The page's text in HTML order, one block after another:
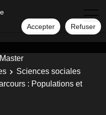
Accepter Refuser
Master
Sciences sociales
: Populations et